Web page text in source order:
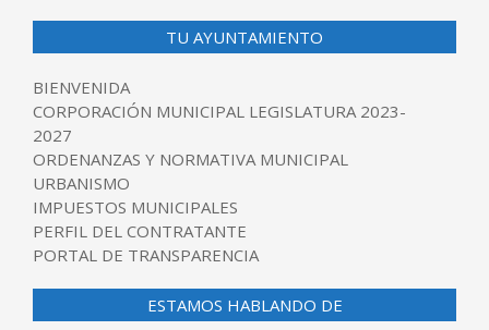
TU AYUNTAMIENTO
BIENVENIDA
CORPORACIÓN MUNICIPAL LEGISLATURA 2023-
2027
ORDENANZAS Y NORMATIVA MUNICIPAL
URBANISMO
IMPUESTOS MUNICIPALES
PERFIL DEL CONTRATANTE
PORTAL DE TRANSPARENCIA
ESTAMOS HABLANDO DE